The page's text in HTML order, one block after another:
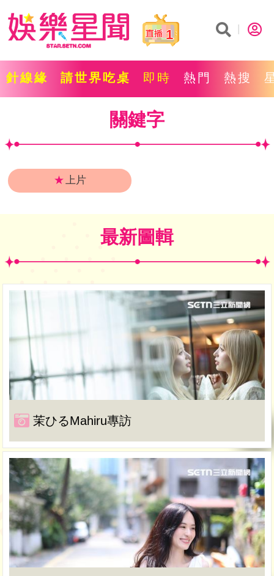
1
針線緣 請世界吃桌 即時 熱門 熱搜
關鍵字
★上片
最新圖輯
茉ひるMahiru專訪